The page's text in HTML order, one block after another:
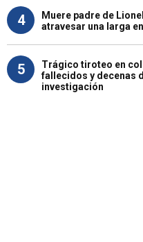
4
Muere padre de
atravesar una larga
5
Trágico tiroteo en
fallecidos y decenas
investigación